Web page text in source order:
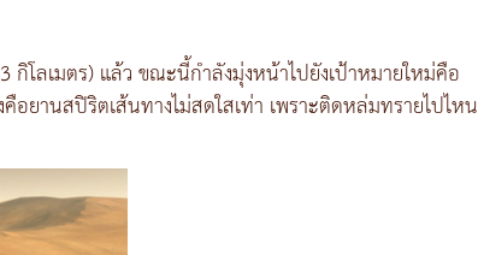
โลเมตร) แล้ว ขณะนี้กำลังมุ่งหน้าไปยังเป้าหมายใหม่คือ
ยานสปิริตเส้นทางไม่สดใสเท่า เพราะติดหล่มทรายไปไหน